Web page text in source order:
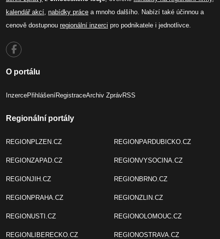
kalendář akcí, nabídky práce a mnoho dalšího. Nabízí také účinnou a
cenově dostupnou regionální inzerci pro podnikatele i jednotlivce.
O portálu
InzercePřihlášeníRegistraceArchiv ZprávRSS
Regionální portály
REGIONPLZEN.CZ
REGIONZAPAD.CZ
REGIONJIH.CZ
REGIONPRAHA.CZ
REGIONUSTI.CZ
REGIONLIBERECKO.CZ
REGIONPARDUBICKO.CZ
REGIONVYSOCINA.CZ
REGIONBRNO.CZ
REGIONZLIN.CZ
REGIONOLOMOUC.CZ
REGIONOSTRAVA.CZ